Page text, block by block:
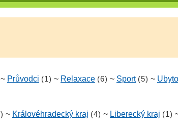
~ Průvodci (1) ~ Relaxace (6) ~ Sport (5) ~
~ Královéhradecký kraj (4) ~ Liberecký kraj (1)